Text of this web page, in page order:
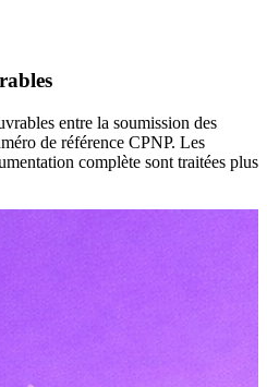
entre la soumission des
de référence CPNP. Les
complète sont traitées plus